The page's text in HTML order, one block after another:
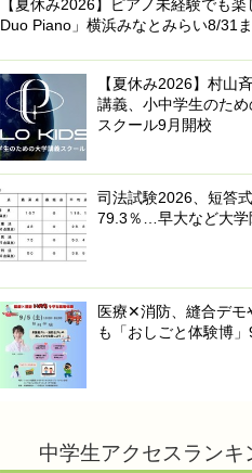
【夏休み2026】ピアノ未経験でも楽
Duo Piano」横浜みなとみらい8/31
【夏休み2026】村山
講義、小中学生のた
スクール9月開校
司法試験2026、短答
79.3％…早大など大学
医療✕消防、縫合デモ
も「おしごと体験博
中学生アクセスランキ